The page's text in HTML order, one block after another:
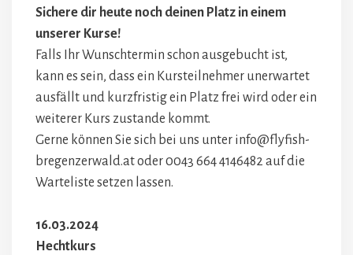
Sichere dir heute noch deinen Platz in einem
unserer Kurse!
Falls Ihr Wunschtermin schon ausgebucht ist,
kann es sein, dass ein Kursteilnehmer unerwartet
ausfällt und kurzfristig ein Platz frei wird oder ein
weiterer Kurs zustande kommt.
Gerne können Sie sich bei uns unter info@flyfish-
bregenzerwald.at oder 0043 664 4146482 auf die
Warteliste setzen lassen.
16.03.2024
Hechtkurs